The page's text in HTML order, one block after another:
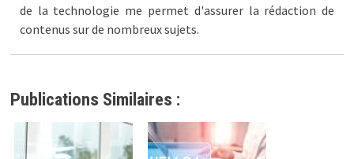
de la technologie me permet d'assurer la rédaction de
contenus sur de nombreux sujets.
Publications Similaires :